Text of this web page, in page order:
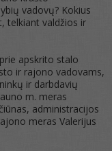
vadovų? Kokius
telkiant valdžios ir
apskrito stalo
ir rajono vadovams,
ir darbdavių
m. meras
administracijos
meras Valerijus